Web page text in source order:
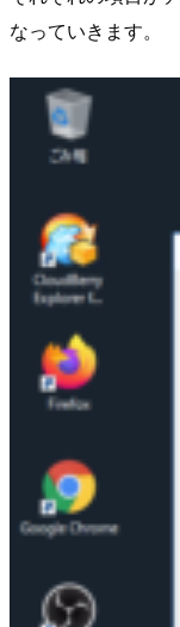
なっていきます。